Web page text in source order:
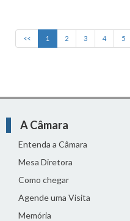
<< 1 2 3 4 5
A Câmara
Entenda a Câmara
Mesa Diretora
Como chegar
Agende uma Visita
Memória